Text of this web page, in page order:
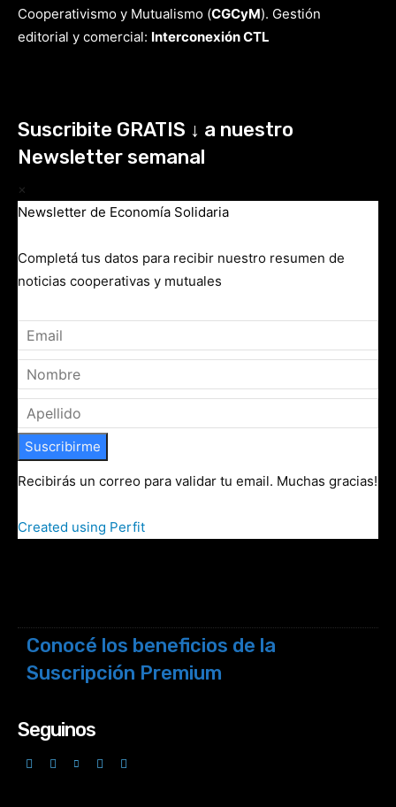
Cooperativismo y Mutualismo (CGCyM). Gestión
editorial y comercial: Interconexión CTL
Suscribite GRATIS ↓ a nuestro
Newsletter semanal
×
Newsletter de Economía Solidaria
Completá tus datos para recibir nuestro resumen de
noticias cooperativas y mutuales
Suscribirme
Recibirás un correo para validar tu email. Muchas gracias!
Created using Perfit
Conocé los beneficios de la
Suscripción Premium
Seguinos